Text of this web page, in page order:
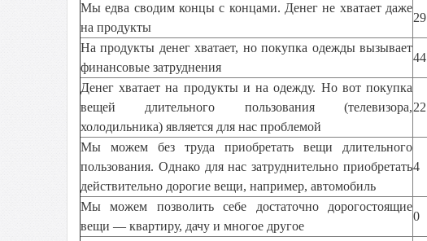
Мы едва сводим концы с концами. Денег не хватает даже
на продукты
29
На продукты денег хватает, но покупка одежды вызывает
финансовые затруднения
44
Денег хватает на продукты и на одежду. Но вот покупка
вещей длительного пользования (телевизора,
холодильника) является для нас проблемой
22
Мы можем без труда приобретать вещи длительного
пользования. Однако для нас затруднительно приобретать
действительно дорогие вещи, например, автомобиль
4
Мы можем позволить себе достаточно дорогостоящие
вещи — квартиру, дачу и многое другое
0